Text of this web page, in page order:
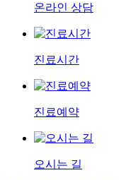
온라인 상담
진료시간
진료예약
오시는 길